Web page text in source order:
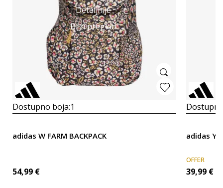
Detaljnije
Brzi pregled
Dostupno boja:1
adidas W FARM BACKPACK
54,99 €
adidas
OFFER
39,99 €